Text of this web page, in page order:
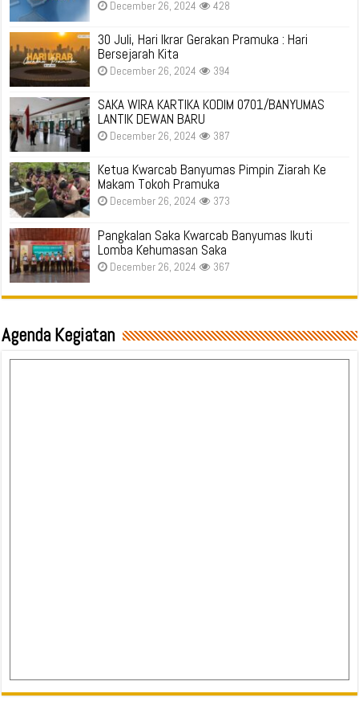
December 26, 2024 428
30 Juli, Hari Ikrar Gerakan Pramuka : Hari
Bersejarah Kita
December 26, 2024 394
SAKA WIRA KARTIKA KODIM 0701/BANYUMAS
LANTIK DEWAN BARU
December 26, 2024 387
Ketua Kwarcab Banyumas Pimpin Ziarah Ke
Makam Tokoh Pramuka
December 26, 2024 373
Pangkalan Saka Kwarcab Banyumas Ikuti
Lomba Kehumasan Saka
December 26, 2024 367
Agenda Kegiatan